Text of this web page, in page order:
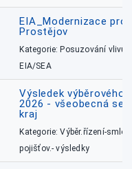
EIA_Modernizace
Prostějov
Kategorie: Posuzování vlivů
EIA/SEA
Výsledek výběrového
2026 - všeobecná
kraj
Kategorie: Výběr.řízení-
pojišťov.- výsledky